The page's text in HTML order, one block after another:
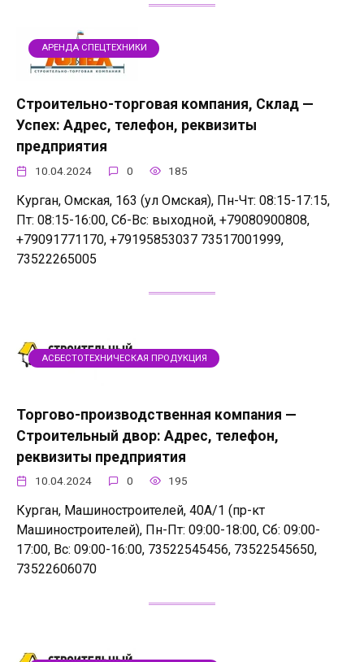
АРЕНДА СПЕЦТЕХНИКИ
Строительно-торговая компания, Склад —
Успех: Адрес, телефон, реквизиты
предприятия
10.04.2024 0 185
Курган, Омская, 163 (ул Омская), Пн-Чт: 08:15-17:15,
Пт: 08:15-16:00, Сб-Вс: выходной, +79080900808,
+79091771170, +79195853037 73517001999,
73522265005
АСБЕСТОТЕХНИЧЕСКАЯ ПРОДУКЦИЯ
Торгово-производственная компания —
Строительный двор: Адрес, телефон,
реквизиты предприятия
10.04.2024 0 195
Курган, Машиностроителей, 40А/1 (пр-кт
Машиностроителей), Пн-Пт: 09:00-18:00, Сб: 09:00-
17:00, Вс: 09:00-16:00, 73522545456, 73522545650,
73522606070